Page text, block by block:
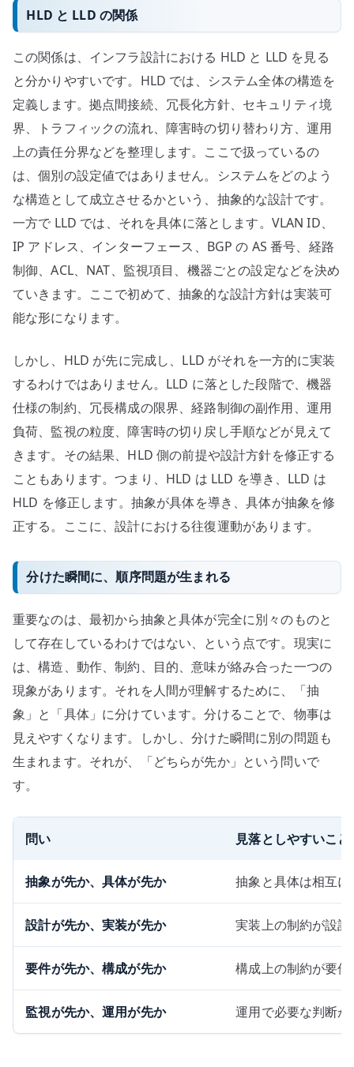
HLD と LLD の関係
この関係は、インフラ設計における HLD と LLD を見る
と分かりやすいです。HLD では、システム全体の構造を
定義します。拠点間接続、冗長化方針、セキュリティ境
界、トラフィックの流れ、障害時の切り替わり方、運用
上の責任分界などを整理します。ここで扱っているの
は、個別の設定値ではありません。システムをどのよう
な構造として成立させるかという、抽象的な設計です。
一方で LLD では、それを具体に落とします。VLAN ID、
IP アドレス、インターフェース、BGP の AS 番号、経路
制御、ACL、NAT、監視項目、機器ごとの設定などを決め
ていきます。ここで初めて、抽象的な設計方針は実装可
能な形になります。
しかし、HLD が先に完成し、LLD がそれを一方的に実装
するわけではありません。LLD に落とした段階で、機器
仕様の制約、冗長構成の限界、経路制御の副作用、運用
負荷、監視の粒度、障害時の切り戻し手順などが見えて
きます。その結果、HLD 側の前提や設計方針を修正する
こともあります。つまり、HLD は LLD を導き、LLD は
HLD を修正します。抽象が具体を導き、具体が抽象を修
正する。ここに、設計における往復運動があります。
分けた瞬間に、順序問題が生まれる
重要なのは、最初から抽象と具体が完全に別々のものと
して存在しているわけではない、という点です。現実に
は、構造、動作、制約、目的、意味が絡み合った一つの
現象があります。それを人間が理解するために、「抽
象」と「具体」に分けています。分けることで、物事は
見えやすくなります。しかし、分けた瞬間に別の問題も
生まれます。それが、「どちらが先か」という問いで
す。
問い 見落としやすいこと
抽象が先か、具体が先か 抽象と具体は相互
設計が先か、実装が先か 実装上の制約が設
要件が先か、構成が先か 構成上の制約が要
監視が先か、運用が先か 運用で必要な判断